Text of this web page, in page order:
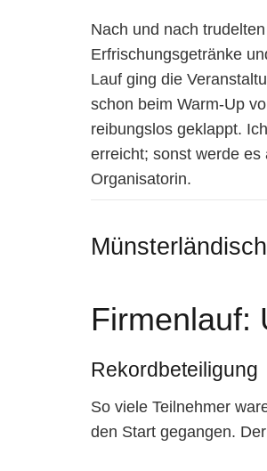
Nach und nach
Erfrischungsgetränke
Lauf ging die
schon beim Warm-Up
reibungslos geklappt.
erreicht; sonst werde es
Organisatorin.
Firmenlauf:
Rekordbeteiligung
So viele Teilnehmer
den Start gegangen.